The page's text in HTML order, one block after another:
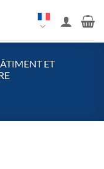
ET